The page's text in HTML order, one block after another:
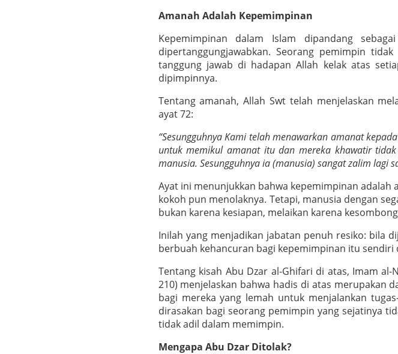
Amanah Adalah Kepemimpinan
Kepemimpinan dalam Islam dipandang
dipertanggungjawabkan. Seorang pemimpin
tanggung jawab di hadapan Allah kelak atas
dipimpinnya.
Tentang amanah, Allah Swt telah menjelaskan
ayat 72:
“Sesungguhnya Kami telah menawarkan amanat
untuk memikul amanat itu dan mereka khawatir
manusia. Sesungguhnya ia (manusia) sangat zalim lagi
Ayat ini menunjukkan bahwa kepemimpinan
kokoh pun menolaknya. Tetapi, manusia dengan
bukan karena kesiapan, melaikan karena
Inilah yang menjadikan jabatan penuh resiko: bila
berbuah kehancuran bagi kepemimpinan itu
Tentang kisah Abu Dzar al-Ghifari di atas, Imam al-
210) menjelaskan bahwa hadis di atas merupakan
bagi mereka yang lemah untuk menjalankan
dirasakan bagi seorang pemimpin yang sejatinya
tidak adil dalam memimpin.
Mengapa Abu Dzar Ditolak?